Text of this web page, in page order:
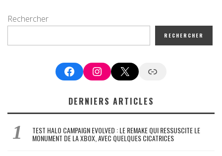
Rechercher
RECHERCHER
FacebookInstagram
X Google News
DERNIERS ARTICLES
TEST HALO CAMPAIGN EVOLVED : LE REMAKE QUI RESSUSCITE LE
MONUMENT DE LA XBOX, AVEC QUELQUES CICATRICES